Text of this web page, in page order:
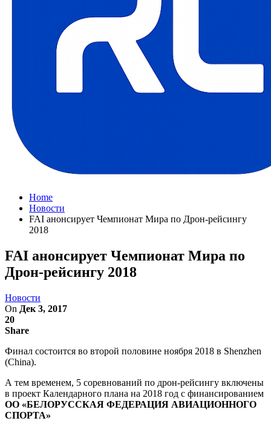
Home
Новости
FAI анонсирует Чемпионат Мира по Дрон-рейсингу
2018
FAI анонсирует Чемпионат Мира по
Дрон-рейсингу 2018
Новости
On Дек 3, 2017
20
Share
Финал состоится во второй половине ноября 2018 в Shenzhen
(China).
А тем временем, 5 соревнований по дрон-рейсингу включены
в проект Календарного плана на 2018 год с финансированием
ОО «БЕЛОРУССКАЯ ФЕДЕРАЦИЯ АВИАЦИОННОГО
СПОРТА»